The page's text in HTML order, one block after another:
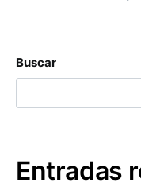
Buscar
Entradas